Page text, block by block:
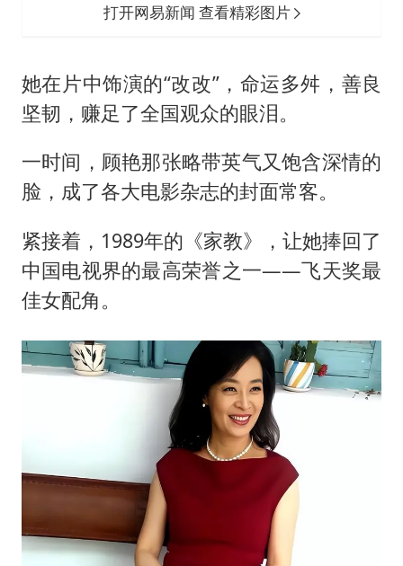
打开网易新闻 查看精彩图片
她在片中饰演的“改改”，命运多舛，善良
坚韧，赚足了全国观众的眼泪。
一时间，顾艳那张略带英气又饱含深情的
脸，成了各大电影杂志的封面常客。
紧接着，1989年的《家教》，让她捧回了
中国电视界的最高荣誉之一——飞天奖最
佳女配角。